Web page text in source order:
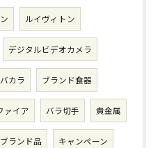
ルイヴィトン
デジタルビデオカメラ
バカラ ブランド食器
ァイア バラ切手 貴金属
ブランド品 キャンペーン